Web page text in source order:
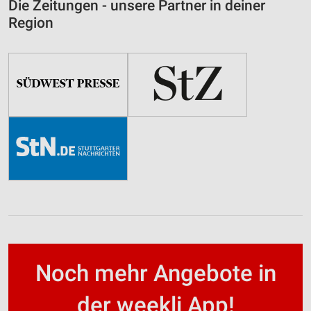
Die Zeitungen - unsere Partner in deiner
Region
Noch mehr Angebote in
der weekli App!